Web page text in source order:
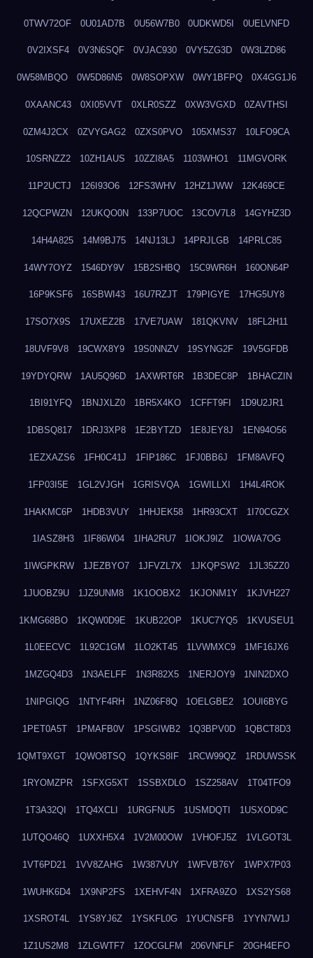
0TWV72OF 0U01AD7B 0U56W7B0 0UDKWD5I 0UELVNFD
0V2IXSF4 0V3N6SQF 0VJAC930 0VY5ZG3D 0W3LZD86
0W58MBQO 0W5D86N5 0W8SOPXW 0WY1BFPQ 0X4GG1J6
0XAANC43 0XI05VVT 0XLR0SZZ 0XW3VGXD 0ZAVTHSI
0ZM4J2CX 0ZVYGAG2 0ZXS0PVO 105XMS37 10LFO9CA
10SRNZZ2 10ZH1AUS 10ZZI8A5 1103WHO1 11MGVORK
11P2UCTJ 126I93O6 12FS3WHV 12HZ1JWW 12K469CE
12QCPWZN 12UKQO0N 133P7UOC 13COV7L8 14GYHZ3D
14H4A825 14M9BJ75 14NJ13LJ 14PRJLGB 14PRLC85
14WY7OYZ 1546DY9V 15B2SHBQ 15C9WR6H 160ON64P
16P9KSF6 16SBWI43 16U7RZJT 179PIGYE 17HG5UY8
17SO7X9S 17UXEZ2B 17VE7UAW 181QKVNV 18FL2H11
18UVF9V8 19CWX8Y9 19S0NNZV 19SYNG2F 19V5GFDB
19YDYQRW 1AU5Q96D 1AXWRT6R 1B3DEC8P 1BHACZIN
1BI91YFQ 1BNJXLZ0 1BR5X4KO 1CFFT9FI 1D9U2JR1
1DBSQ817 1DRJ3XP8 1E2BYTZD 1E8JEY8J 1EN94O56
1EZXAZS6 1FH0C41J 1FIP186C 1FJ0BB6J 1FM8AVFQ
1FP03I5E 1GL2VJGH 1GRISVQA 1GWILLXI 1H4L4ROK
1HAKMC6P 1HDB3VUY 1HHJEK58 1HR93CXT 1I70CGZX
1IASZ8H3 1IF86W04 1IHA2RU7 1IOKJ9IZ 1IOWA7OG
1IWGPKRW 1JEZBYO7 1JFVZL7X 1JKQPSW2 1JL35ZZ0
1JUOBZ9U 1JZ9UNM8 1K1OOBX2 1KJONM1Y 1KJVH227
1KMG68BO 1KQW0D9E 1KUB22OP 1KUC7YQ5 1KVUSEU1
1L0EECVC 1L92C1GM 1LO2KT45 1LVWMXC9 1MF16JX6
1MZGQ4D3 1N3AELFF 1N3R82X5 1NERJOY9 1NIN2DXO
1NIPGIQG 1NTYF4RH 1NZ06F8Q 1OELGBE2 1OUI6BYG
1PET0A5T 1PMAFB0V 1PSGIWB2 1Q3BPV0D 1QBCT8D3
1QMT9XGT 1QWO8TSQ 1QYKS8IF 1RCW99QZ 1RDUWSSK
1RYOMZPR 1SFXG5XT 1SSBXDLO 1SZ258AV 1T04TFO9
1T3A32QI 1TQ4XCLI 1URGFNU5 1USMDQTI 1USXOD9C
1UTQO46Q 1UXXH5X4 1V2M00OW 1VHOFJ5Z 1VLGOT3L
1VT6PD21 1VV8ZAHG 1W387VUY 1WFVB76Y 1WPX7P03
1WUHK6D4 1X9NP2FS 1XEHVF4N 1XFRA9ZO 1XS2YS68
1XSROT4L 1YS8YJ6Z 1YSKFL0G 1YUCNSFB 1YYN7W1J
1Z1US2M8 1ZLGWTF7 1ZOCGLFM 206VNFLF 20GH4EFO